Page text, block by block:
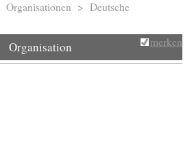
Organisationen > Deutsche
Organisation merken